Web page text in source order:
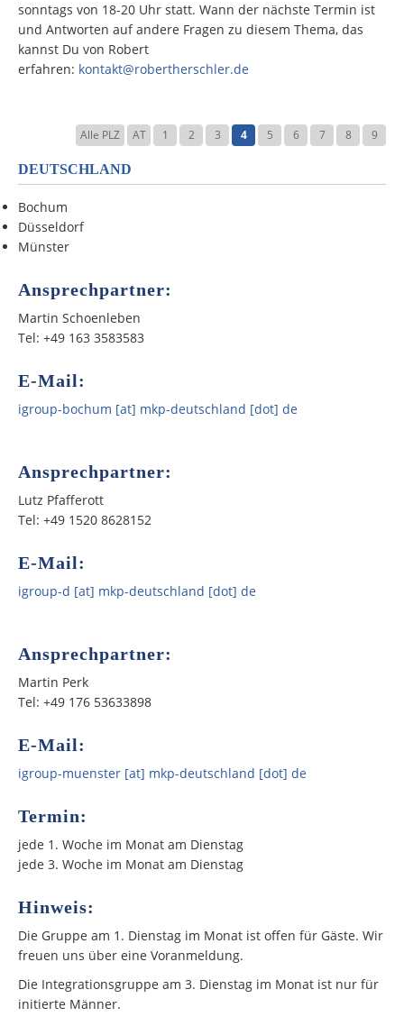
sonntags von 18-20 Uhr statt. Wann der nächste Termin ist
und Antworten auf andere Fragen zu diesem Thema, das
kannst Du von Robert
erfahren: kontakt@robertherschler.de
Alle PLZ AT 1 2 3 4 5 6 7 8 9
DEUTSCHLAND
Bochum
Düsseldorf
Münster
Ansprechpartner:
Martin Schoenleben
Tel: +49 163 3583583
E-Mail:
igroup-bochum [at] mkp-deutschland [dot] de
Ansprechpartner:
Lutz Pfafferott
Tel: +49 1520 8628152
E-Mail:
igroup-d [at] mkp-deutschland [dot] de
Ansprechpartner:
Martin Perk
Tel: +49 176 53633898
E-Mail:
igroup-muenster [at] mkp-deutschland [dot] de
Termin:
jede 1. Woche im Monat am Dienstag
jede 3. Woche im Monat am Dienstag
Hinweis:
Die Gruppe am 1. Dienstag im Monat ist offen für Gäste. Wir
freuen uns über eine Voranmeldung.
Die Integrationsgruppe am 3. Dienstag im Monat ist nur für
initierte Männer.